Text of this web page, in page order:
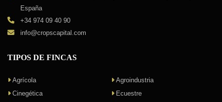
España
+34 974 09 40 90
info@cropscapital.com
TIPOS DE FINCAS
Agrícola
Agroindustria
Cinegética
Ecuestre